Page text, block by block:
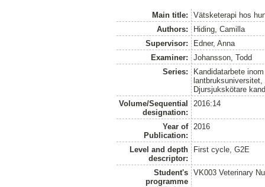
Main title:
Vätsketerapi hos
Authors:
Hiding, Camilla
Supervisor:
Edner, Anna
Examiner:
Johansson, Todd
Series:
Kandidatarbete
Djursjukskötare
Volume/Sequential
designation:
2016:14
Year of
Publication:
2016
Level and depth
descriptor:
First cycle, G2E
Student's
programme
VK003 Veterinary